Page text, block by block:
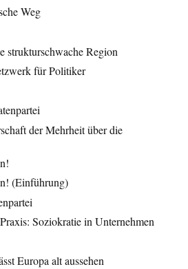
Weg
strukturschwache Region
für Politiker
der Mehrheit über die
(Einführung)
Soziokratie in Unternehmen
Europa alt aussehen